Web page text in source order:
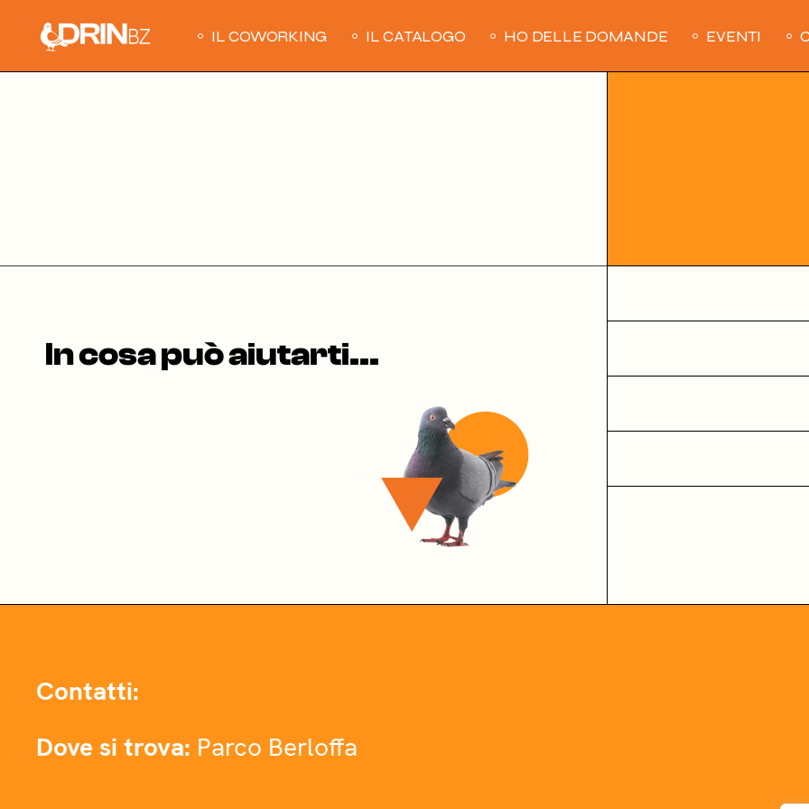
content
IL COWORKING IL CATALOGO HO DELLE DOMANDE EVENTI
In cosa può aiutarti...
Contatti:
Dove si trova: Parco Berloffa